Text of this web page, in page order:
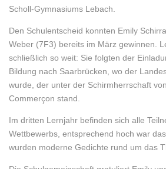
Scholl-Gymnasiums Lebach.
Den Schulentscheid konnten Emily
Weber (7F3) bereits im März gewinnen.
schließlich so weit: Sie folgten der
Bildung nach Saarbrücken, wo der
wurde, der unter der Schirmherrschaft
Commerçon stand.
Im dritten Lernjahr befinden sich alle
Wettbewerbs, entsprechend hoch war
wurden moderne Gedichte rund um das